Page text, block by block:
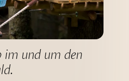
im und um den